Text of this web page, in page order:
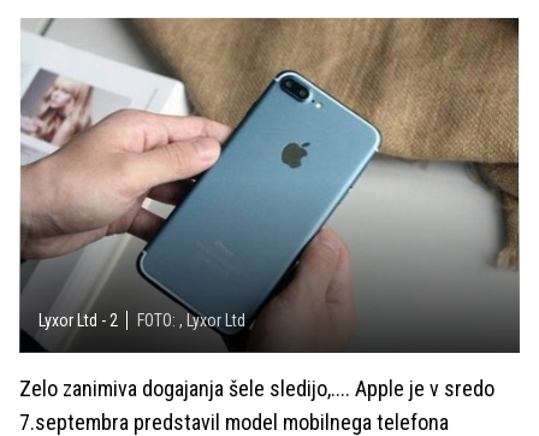
Lyxor Ltd - 2 FOTO: , Lyxor Ltd
Zelo zanimiva dogajanja šele sledijo,.... Apple je v sredo
7.septembra predstavil model mobilnega telefona